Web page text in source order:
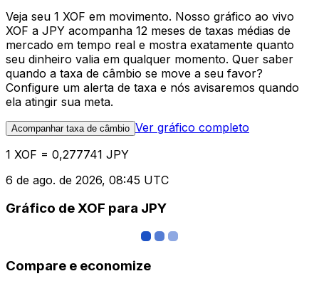
Veja seu 1 XOF em movimento. Nosso gráfico ao vivo
XOF a JPY acompanha 12 meses de taxas médias de
mercado em tempo real e mostra exatamente quanto
seu dinheiro valia em qualquer momento. Quer saber
quando a taxa de câmbio se move a seu favor?
Configure um alerta de taxa e nós avisaremos quando
ela atingir sua meta.
Acompanhar taxa de câmbio Ver gráfico completo
1 XOF = 0,277741 JPY
6 de ago. de 2026, 08:45 UTC
Gráfico de XOF para JPY
Compare e economize